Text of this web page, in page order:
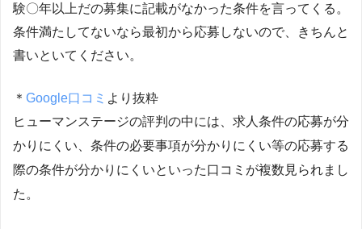
験〇年以上だの募集に記載がなかった条件を言ってくる。
条件満たしてないなら最初から応募しないので、きちんと
書いといてください。
＊ Google口コミ より抜粋
ヒューマンステージの評判の中には、求人条件の応募が分
かりにくい、条件の必要事項が分かりにくい等の応募する
際の条件が分かりにくいといった口コミが複数見られまし
た。